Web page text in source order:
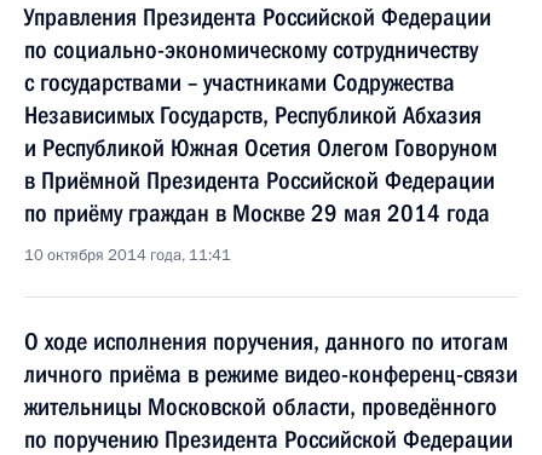
Управления Президента Российской Федерации
по социально-экономическому сотрудничеству
с государствами – участниками Содружества
Независимых Государств, Республикой Абхазия
и Республикой Южная Осетия Олегом Говоруном
в Приёмной Президента Российской Федерации
по приёму граждан в Москве 29 мая 2014 года
10 октября 2014 года, 11:41
О ходе исполнения поручения, данного по итогам
личного приёма в режиме видео-конференц-связи
жительницы Московской области, проведённого
по поручению Президента Российской Федерации